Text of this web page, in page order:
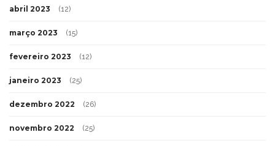
abril 2023 (12)
março 2023 (15)
fevereiro 2023 (12)
janeiro 2023 (25)
dezembro 2022 (26)
novembro 2022 (25)